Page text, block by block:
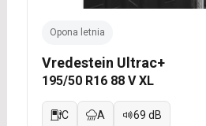
Opona letnia
Vredestein Ultrac+
195/50 R16 88 V XL
C A 69 dB